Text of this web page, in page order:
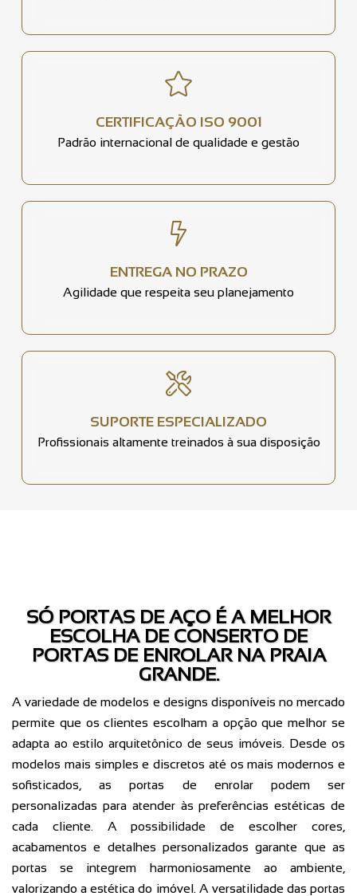
CERTIFICAÇÃO ISO 9001
Padrão internacional de qualidade e gestão
ENTREGA NO PRAZO
Agilidade que respeita seu planejamento
SUPORTE ESPECIALIZADO
Profissionais altamente treinados à sua disposição
SÓ PORTAS DE AÇO É A MELHOR
ESCOLHA DE CONSERTO DE
PORTAS DE ENROLAR NA PRAIA
GRANDE.
A variedade de modelos e designs disponíveis no mercado
permite que os clientes escolham a opção que melhor se
adapta ao estilo arquitetônico de seus imóveis. Desde os
modelos mais simples e discretos até os mais modernos e
sofisticados, as portas de enrolar podem ser
personalizadas para atender às preferências estéticas de
cada cliente. A possibilidade de escolher cores,
acabamentos e detalhes personalizados garante que as
portas se integrem harmoniosamente ao ambiente,
valorizando a estética do imóvel. A versatilidade das portas